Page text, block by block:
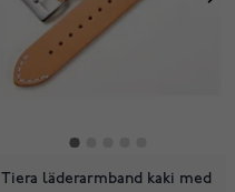
Tiera läderarmband kaki med